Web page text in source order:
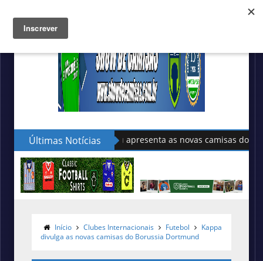
Últimas Notícias
Sudu apresenta as novas camisas do País de Gales
Início Clubes Internacionais Futebol
Kappa
divulga as novas camisas do Borussia Dortmund